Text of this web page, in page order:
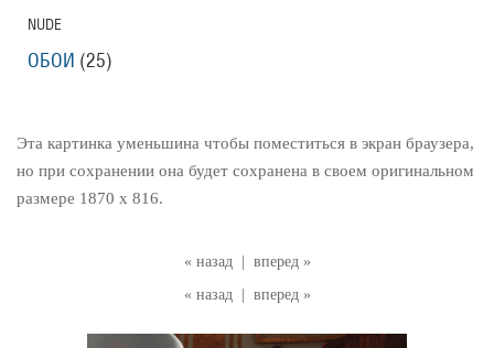
« назад
вперед »
« назад
вперед »
Эта картинка уменьшина чтобы поместиться в экран браузера,
но при сохранении она будет сохранена в своем оригинальном
размере 1870 x 816.
NUDE
ОБОИ (25)